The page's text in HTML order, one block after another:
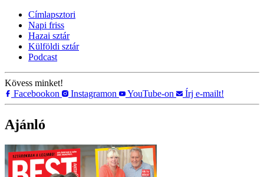
Címlapsztori
Napi friss
Hazai sztár
Külföldi sztár
Podcast
Kövess minket!
Facebookon
Instagramon YouTube-on Írj e-mailt!
Ajánló